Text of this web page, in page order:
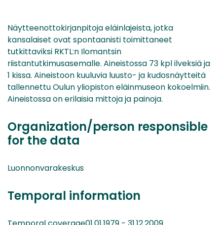
Näytteenottokirjanpitoja eläinlajeista, jotka
kansalaiset ovat spontaanisti toimittaneet
tutkittaviksi RKTL:n Ilomantsin
riistantutkimusasemalle. Aineistossa 73 kpl ilveksiä ja
1 kissa. Aineistoon kuuluvia luusto- ja kudosnäytteitä
tallennettu Oulun yliopiston eläinmuseon kokoelmiin.
Aineistossa on erilaisia mittoja ja painoja.
Organization/person responsible
for the data
Luonnonvarakeskus
Temporal information